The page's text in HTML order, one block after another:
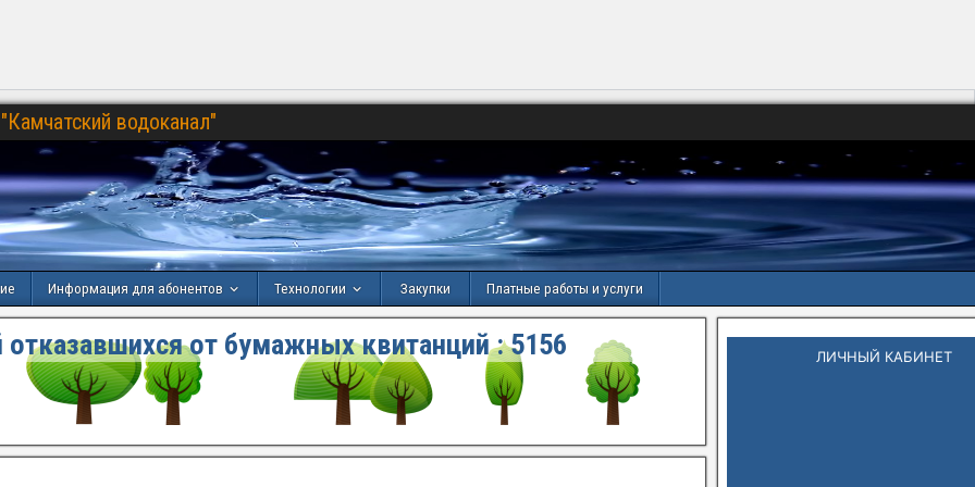
водоканал"
Информация для абонентов Технологии Закупки Платные работы и услуги
от бумажных квитанций :5156 ЛИЧНЫЙ КАБИНЕТ